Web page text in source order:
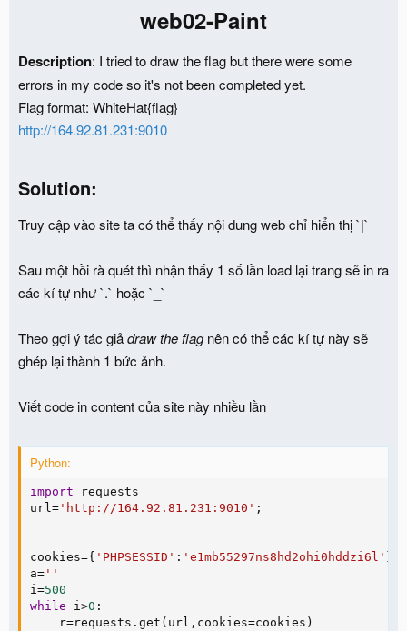
web02-Paint
Description: I tried to draw the flag but there were some
errors in my code so it's not been completed yet.
Flag format: WhiteHat{flag}
http://164.92.81.231:9010
Solution:​
Truy cập vào site ta có thể thấy nội dung web chỉ hiển thị `|`
Sau một hồi rà quét thì nhận thấy 1 số lần load lại trang sẽ in ra
các kí tự như `.` hoặc `_`
Theo gợi ý tác giảdraw the flagnên có thể các kí tự này sẽ
ghép lại thành 1 bức ảnh.
Viết code in content của site này nhiều lần
Python:
import requests
url= 'http://164.92.81.231:9010' ;
cookies={ 'PHPSESSID' : 'e1mb55297ns8hd2ohi0hddzi6l'
a= ''
i=500
while i>0 :
    r
=requests . get ( url , cookies=cookies )